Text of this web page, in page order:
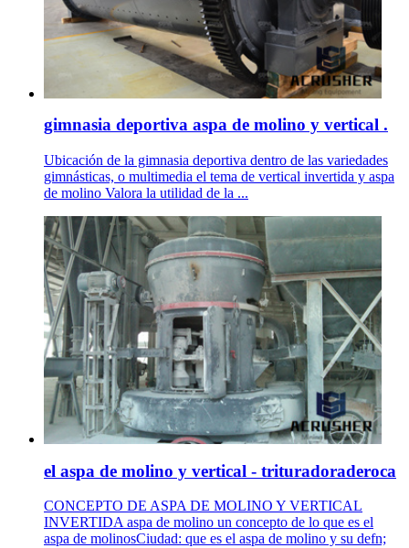
gimnasia deportiva aspa de molino y vertical .
Ubicación de la gimnasia deportiva dentro de las variedades
gimnásticas, o multimedia el tema de vertical invertida y aspa
de molino Valora la utilidad de la ...
el aspa de molino y vertical - trituradoraderoca
CONCEPTO DE ASPA DE MOLINO Y VERTICAL
INVERTIDA aspa de molino un concepto de lo que es el
aspa de molinosCiudad: que es el aspa de molino y su defn;